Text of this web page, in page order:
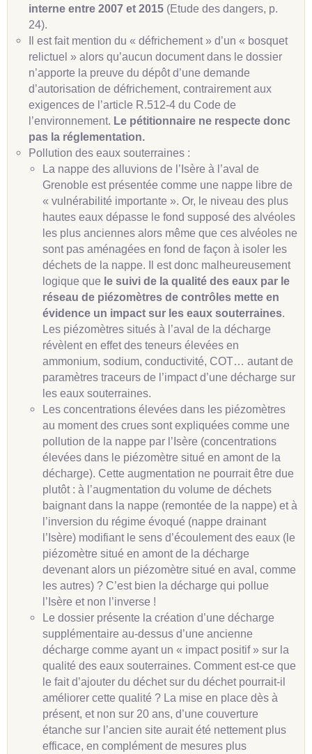
interne entre 2007 et 2015 (Etude des dangers, p.
24).
Il est fait mention du « défrichement » d’un « bosquet
relictuel » alors qu’aucun document dans le dossier
n’apporte la preuve du dépôt d’une demande
d’autorisation de défrichement, contrairement aux
exigences de l’article R.512-4 du Code de
l’environnement. Le pétitionnaire ne respecte donc
pas la réglementation.
Pollution des eaux souterraines :
La nappe des alluvions de l’Isère à l’aval de
Grenoble est présentée comme une nappe libre de
« vulnérabilité importante ». Or, le niveau des plus
hautes eaux dépasse le fond supposé des alvéoles
les plus anciennes alors même que ces alvéoles ne
sont pas aménagées en fond de façon à isoler les
déchets de la nappe. Il est donc malheureusement
logique que le suivi de la qualité des eaux par le
réseau de piézomètres de contrôles mette en
évidence un impact sur les eaux souterraines.
Les piézomètres situés à l’aval de la décharge
révèlent en effet des teneurs élevées en
ammonium, sodium, conductivité, COT… autant de
paramètres traceurs de l’impact d’une décharge sur
les eaux souterraines.
Les concentrations élevées dans les piézomètres
au moment des crues sont expliquées comme une
pollution de la nappe par l’Isère (concentrations
élevées dans le piézomètre situé en amont de la
décharge). Cette augmentation ne pourrait être due
plutôt : à l’augmentation du volume de déchets
baignant dans la nappe (remontée de la nappe) et à
l’inversion du régime évoqué (nappe drainant
l’Isère) modifiant le sens d’écoulement des eaux (le
piézomètre situé en amont de la décharge
devenant alors un piézomètre situé en aval, comme
les autres) ? C’est bien la décharge qui pollue
l’Isère et non l’inverse !
Le dossier présente la création d’une décharge
supplémentaire au-dessus d’une ancienne
décharge comme ayant un « impact positif » sur la
qualité des eaux souterraines. Comment est-ce que
le fait d’ajouter du déchet sur du déchet pourrait-il
améliorer cette qualité ? La mise en place dès à
présent, et non sur 20 ans, d’une couverture
étanche sur l’ancien site aurait été nettement plus
efficace, en complément de mesures plus